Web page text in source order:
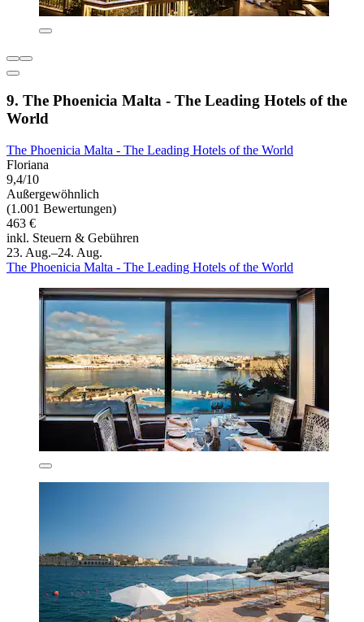
9. The Phoenicia Malta - The Leading Hotels of the
World
The Phoenicia Malta - The Leading Hotels of the World
Floriana
9,4/10
Außergewöhnlich
(1.001 Bewertungen)
463 €
inkl. Steuern & Gebühren
23. Aug.–24. Aug.
The Phoenicia Malta - The Leading Hotels of the World